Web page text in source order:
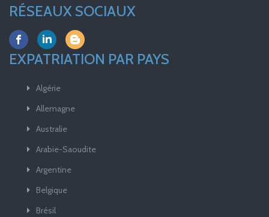
RÉSEAUX SOCIAUX
EXPATRIATION PAR PAYS
Algérie
Allemagne
Australie
Arabie-Saoudite
Argentine
Belgique
Brésil